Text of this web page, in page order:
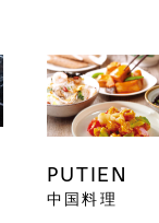
PUTIEN
中国料理